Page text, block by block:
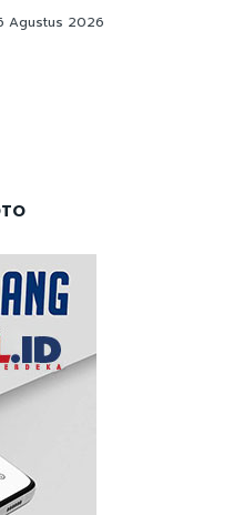
Siswa SDN 09
Agustus 2026